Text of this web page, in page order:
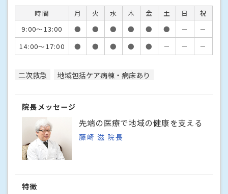
時間 月 火 水 木 金 土 日
祝
9:00～13:00
● ● ● ● ● ● －
－
14:00～17:00
● ● ● ● ● － － －
二次救急 地域包括ケア病棟・病床あり
院長メッセージ
先端の医療で地域の健康を支える
藤崎 滋 院長
特徴